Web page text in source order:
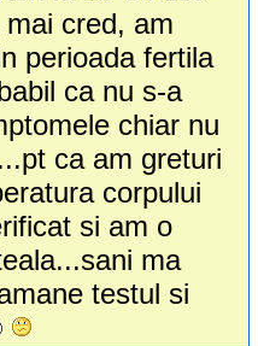
cred, am
perioada fertila
ca nu s-a
chiar nu
ca am greturi
corpului
si am o
ma
testul si